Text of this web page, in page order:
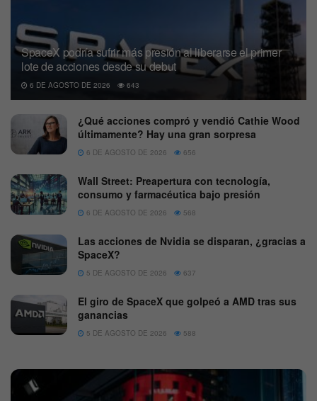
SpaceX podría sufrir más presión al liberarse el primer
lote de acciones desde su debut
6 DE AGOSTO DE 2026 643
¿Qué acciones compró y vendió Cathie Wood
últimamente? Hay una gran sorpresa
6 DE AGOSTO DE 2026 656
Wall Street: Preapertura con tecnología,
consumo y farmacéutica bajo presión
6 DE AGOSTO DE 2026 568
Las acciones de Nvidia se disparan, ¿gracias a
SpaceX?
5 DE AGOSTO DE 2026 637
El giro de SpaceX que golpeó a AMD tras sus
ganancias
5 DE AGOSTO DE 2026 588